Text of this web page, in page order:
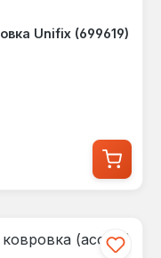
Unifix (699619)